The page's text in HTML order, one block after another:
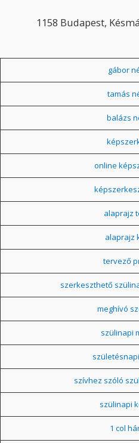
1158 Budapest,
gábor
tamás
balázs
online
alaprajz
alaprajz
tervező
szerkeszthető
meghívó
szülinapi
szívhez szóló
szülinapi
1 col